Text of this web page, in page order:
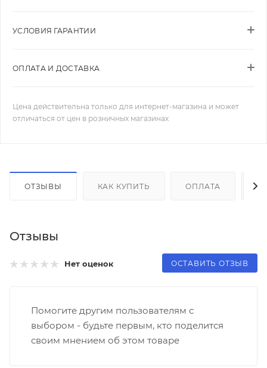
УСЛОВИЯ ГАРАНТИИ
ОПЛАТА И ДОСТАВКА
Цена действительна только для интернет-магазина и может
отличаться от цен в розничных магазинах
ОТЗЫВЫ КАК КУПИТЬ ОПЛАТА
Отзывы
Нет оценок ОСТАВИТЬ ОТЗЫВ
Помогите другим пользователям с
выбором - будьте первым, кто поделится
своим мнением об этом товаре